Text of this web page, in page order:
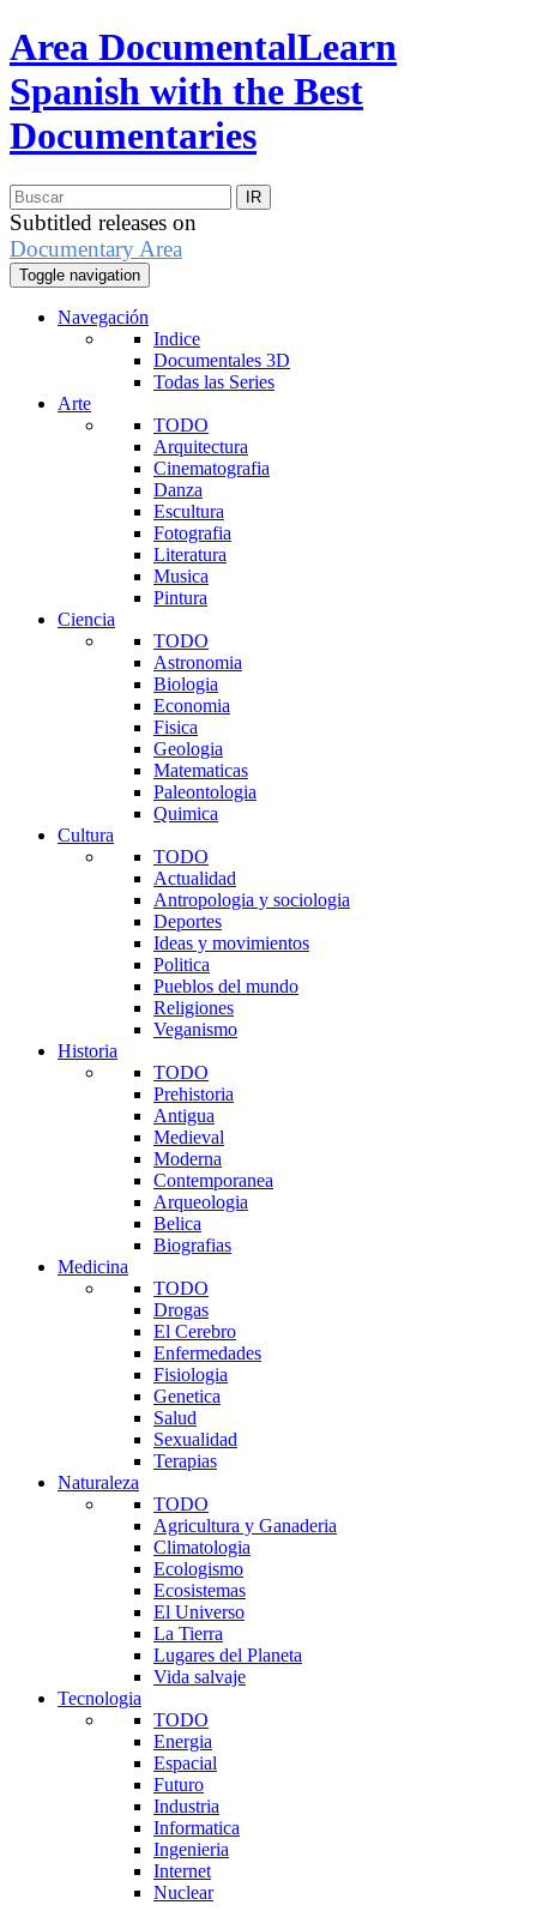
Area DocumentalLearn
Spanish with the Best
Documentaries
Subtitled releases on
Documentary Area
Toggle navigation
Navegación
Indice
Documentales 3D
Todas las Series
Arte
TODO
Arquitectura
Cinematografia
Danza
Escultura
Fotografia
Literatura
Musica
Pintura
Ciencia
TODO
Astronomia
Biologia
Economia
Fisica
Geologia
Matematicas
Paleontologia
Quimica
Cultura
TODO
Actualidad
Antropologia y sociologia
Deportes
Ideas y movimientos
Politica
Pueblos del mundo
Religiones
Veganismo
Historia
TODO
Prehistoria
Antigua
Medieval
Moderna
Contemporanea
Arqueologia
Belica
Biografias
Medicina
TODO
Drogas
El Cerebro
Enfermedades
Fisiologia
Genetica
Salud
Sexualidad
Terapias
Naturaleza
TODO
Agricultura y Ganaderia
Climatologia
Ecologismo
Ecosistemas
El Universo
La Tierra
Lugares del Planeta
Vida salvaje
Tecnologia
TODO
Energia
Espacial
Futuro
Industria
Informatica
Ingenieria
Internet
Nuclear